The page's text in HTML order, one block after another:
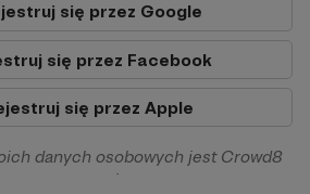
się przez Google
się przez Facebook
się przez Apple
danych osobowych jest Crowd8
ul. Żwirki i Wigury 16, 02-